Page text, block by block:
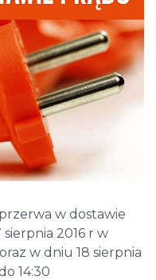
w dostawie
2016 r w
w dniu 18 sierpnia
14:30